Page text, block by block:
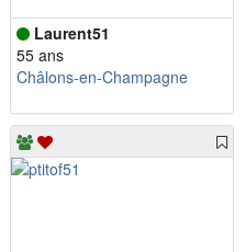
Laurent51
55 ans
Châlons-en-Champagne